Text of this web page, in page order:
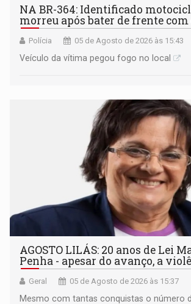
NA BR-364: Identificado
morreu após bater de frente
Polícia 05 de Agosto de 2026 às 15:43
Veículo da vítima pegou fogo no local
AGOSTO LILÁS: 20 anos de Lei
Penha - apesar do avanço, a
Geral 05 de Agosto de 2026 às 15:37
Mesmo com tantas conquistas o número